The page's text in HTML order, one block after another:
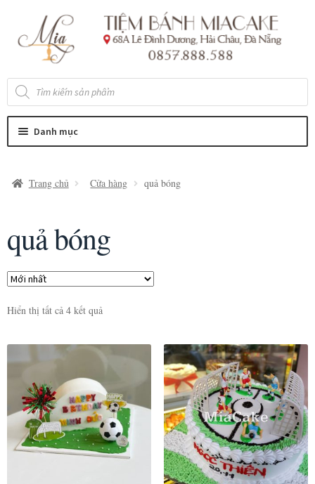
đến
Điều
đến
nội
Tìm
kiếm
sản
Danh mục
Trang chủ Cửa hàng quả bóng
quả bóng
Hiển thị tất cả 4 kết quả